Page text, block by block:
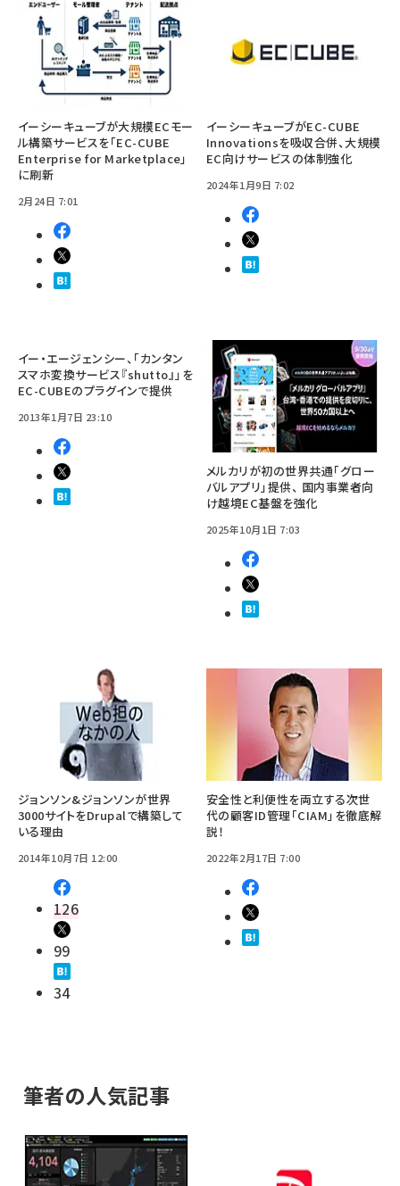
イーシーキューブが大規模ECモー
ル構築サービスを「EC-CUBE
Enterprise for Marketplace」
に刷新
2月24日 7:01
イーシーキューブがEC-CUBE
Innovationsを吸収合併、大規模
EC向けサービスの体制強化
2024年1月9日 7:02
イー・エージェンシー、「カンタン
スマホ変換サービス『shutto』」を
EC-CUBEのプラグインで提供
2013年1月7日 23:10
メルカリが初の世界共通「グロー
バルアプリ」提供、 国内事業者向
け越境EC基盤を強化
2025年10月1日 7:03
ジョンソン&ジョンソンが世界
3000サイトをDrupalで構築して
いる理由
2014年10月7日 12:00
126
99
34
安全性と利便性を両立する次世
代の顧客ID管理「CIAM」を徹底解
説！
2022年2月17日 7:00
筆者の人気記事